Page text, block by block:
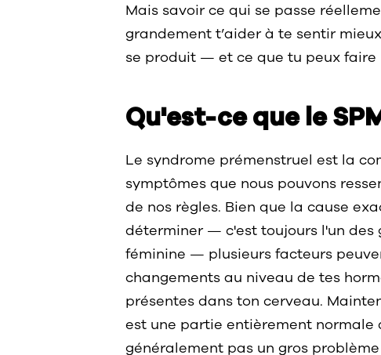
Mais savoir ce qui se passe
grandement t’aider à te sentir
se produit — et ce que tu peux faire
Qu'est-ce que le
Le syndrome prémenstruel est la
symptômes que nous pouvons
de nos règles. Bien que la cause
déterminer — c'est toujours l'un des
féminine — plusieurs facteurs
changements au niveau de tes
présentes dans ton cerveau.
est une partie entièrement normale
généralement pas un gros